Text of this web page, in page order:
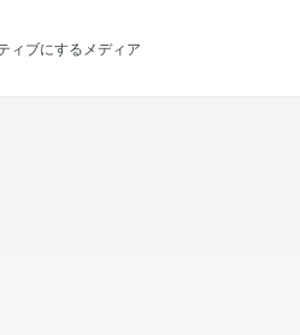
ィブにするメディア